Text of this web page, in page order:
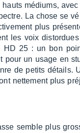
médiums,
La chose se
plus
les voix
HD 25 : un bon
pour un usage en
de petits détails.
nette­ment plus
semble plus